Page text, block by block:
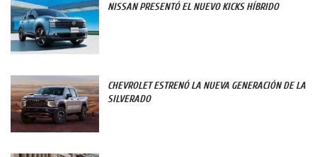
NISSAN PRESENTÓ EL NUEVO KICKS HÍBRIDO
CHEVROLET ESTRENÓ LA NUEVA GENERACIÓN DE LA
SILVERADO